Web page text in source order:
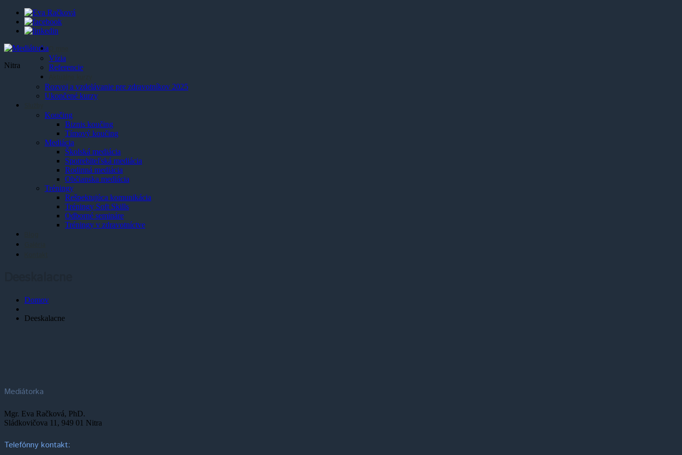
Nitra
Vízia
Referencie
Rozvoj a vzdelávanie pre zdravotníkov 2025
Ukončené kurzy
Koučing
Biznis koučing
Tímový koučing
Mediácia
Školská mediácia
Spotrebiteľská mediácia
Rodinná mediácia
Občianska mediácia
Tréningy
Rešpektujúca komunikácia
Tréningy Soft Skills
Odborné semináre
Tréningy v zdravotníctve
Domov
Deeskalacne
Mediátorka
Mgr. Eva Račková, PhD.
Sládkovičova 11, 949 01 Nitra
Telefónny kontakt: